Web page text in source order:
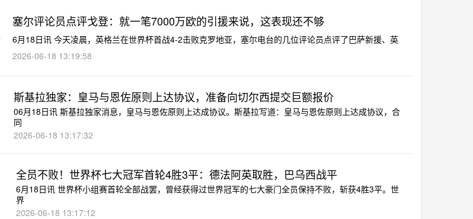
塞尔评论员点评戈登：就一笔7000万欧的引援来说，这表现还不够
6月18日讯 今天凌晨，英格兰在世界杯首战4-2击败克罗地亚，塞尔电台的几位评论员点评了巴萨新援、英
2026-06-18 13:19:58
斯基拉独家：皇马与恩佐原则上达协议，准备向切尔西提交巨额报价
06月18日讯 斯基拉独家消息，皇马与恩佐原则上达成协议。斯基拉写道：皇马与恩佐原则上达成协议，合
同
2026-06-18 13:17:32
全员不败！世界杯七大冠军首轮4胜3平：德法阿英取胜，巴乌西战平
6月18日讯 世界杯小组赛首轮全部战罢，曾经获得过世界冠军的七大豪门全员保持不败，斩获4胜3平。世
界
2026-06-18 13:17:12